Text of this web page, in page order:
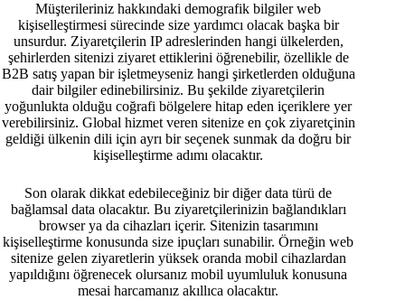
Müşterileriniz hakkındaki demografik bilgiler web
kişiselleştirmesi sürecinde size yardımcı olacak başka bir
unsurdur. Ziyaretçilerin IP adreslerinden hangi ülkelerden,
şehirlerden sitenizi ziyaret ettiklerini öğrenebilir, özellikle de
B2B satış yapan bir işletmeyseniz hangi şirketlerden olduğuna
dair bilgiler edinebilirsiniz. Bu şekilde ziyaretçilerin
yoğunlukta olduğu coğrafi bölgelere hitap eden içeriklere yer
verebilirsiniz. Global hizmet veren sitenize en çok ziyaretçinin
geldiği ülkenin dili için ayrı bir seçenek sunmak da doğru bir
kişiselleştirme adımı olacaktır.
Son olarak dikkat edebileceğiniz bir diğer data türü de
bağlamsal data olacaktır. Bu ziyaretçilerinizin bağlandıkları
browser ya da cihazları içerir. Sitenizin tasarımını
kişiselleştirme konusunda size ipuçları sunabilir. Örneğin web
sitenize gelen ziyaretlerin yüksek oranda mobil cihazlardan
yapıldığını öğrenecek olursanız mobil uyumluluk konusuna
mesai harcamanız akıllıca olacaktır.